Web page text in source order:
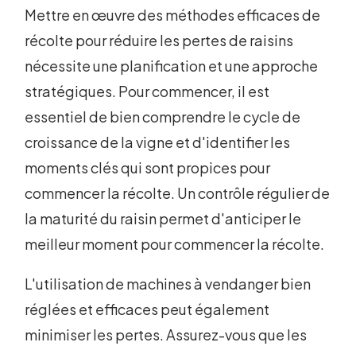
Mettre en œuvre des méthodes efficaces de
récolte pour réduire les pertes de raisins
nécessite une planification et une approche
stratégiques. Pour commencer, il est
essentiel de bien comprendre le cycle de
croissance de la vigne et d'identifier les
moments clés qui sont propices pour
commencer la récolte. Un contrôle régulier de
la maturité du raisin permet d'anticiper le
meilleur moment pour commencer la récolte.
L'utilisation de machines à vendanger bien
réglées et efficaces peut également
minimiser les pertes. Assurez-vous que les